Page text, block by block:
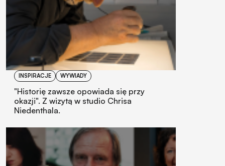
INSPIRACJE WYWIADY
"Historię zawsze opowiada się przy
okazji". Z wizytą w studio Chrisa
Niedenthala.